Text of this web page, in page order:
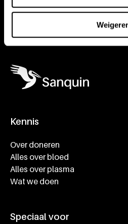
Kennis
Over doneren
Alles over bloed
Alles over plasma
Wat we doen
Speciaal voor